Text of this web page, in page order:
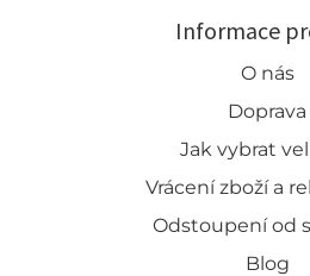
Informace
O nás
Doprava
Jak vybrat
Vrácení zboží a
Odstoupení od
Blog